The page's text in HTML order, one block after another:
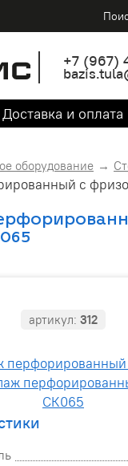
+7 (967)
Доставка и оплата
оборудование
с
артикул: 312